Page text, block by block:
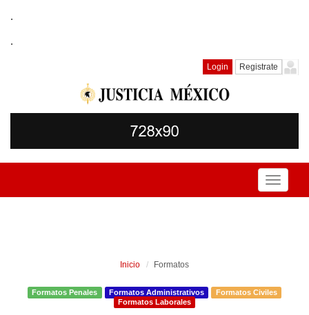
.
.
Login Registrate
Toggle
Inicio Formatos
Formatos Penales Formatos Administrativos
Formatos Civiles
Formatos Laborales